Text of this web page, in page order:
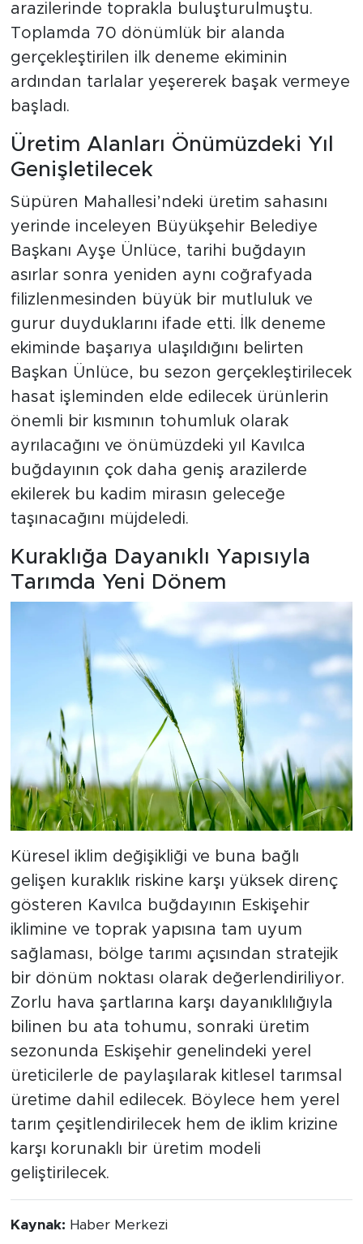
arazilerinde toprakla buluşturulmuştu.
Toplamda 70 dönümlük bir alanda
gerçekleştirilen ilk deneme ekiminin
ardından tarlalar yeşererek başak vermeye
başladı.
Üretim Alanları Önümüzdeki Yıl
Genişletilecek
Süpüren Mahallesi’ndeki üretim sahasını
yerinde inceleyen Büyükşehir Belediye
Başkanı Ayşe Ünlüce, tarihi buğdayın
asırlar sonra yeniden aynı coğrafyada
filizlenmesinden büyük bir mutluluk ve
gurur duyduklarını ifade etti. İlk deneme
ekiminde başarıya ulaşıldığını belirten
Başkan Ünlüce, bu sezon gerçekleştirilecek
hasat işleminden elde edilecek ürünlerin
önemli bir kısmının tohumluk olarak
ayrılacağını ve önümüzdeki yıl Kavılca
buğdayının çok daha geniş arazilerde
ekilerek bu kadim mirasın geleceğe
taşınacağını müjdeledi.
Kuraklığa Dayanıklı Yapısıyla
Tarımda Yeni Dönem
Küresel iklim değişikliği ve buna bağlı
gelişen kuraklık riskine karşı yüksek direnç
gösteren Kavılca buğdayının Eskişehir
iklimine ve toprak yapısına tam uyum
sağlaması, bölge tarımı açısından stratejik
bir dönüm noktası olarak değerlendiriliyor.
Zorlu hava şartlarına karşı dayanıklılığıyla
bilinen bu ata tohumu, sonraki üretim
sezonunda Eskişehir genelindeki yerel
üreticilerle de paylaşılarak kitlesel tarımsal
üretime dahil edilecek. Böylece hem yerel
tarım çeşitlendirilecek hem de iklim krizine
karşı korunaklı bir üretim modeli
geliştirilecek.
Kaynak: Haber Merkezi